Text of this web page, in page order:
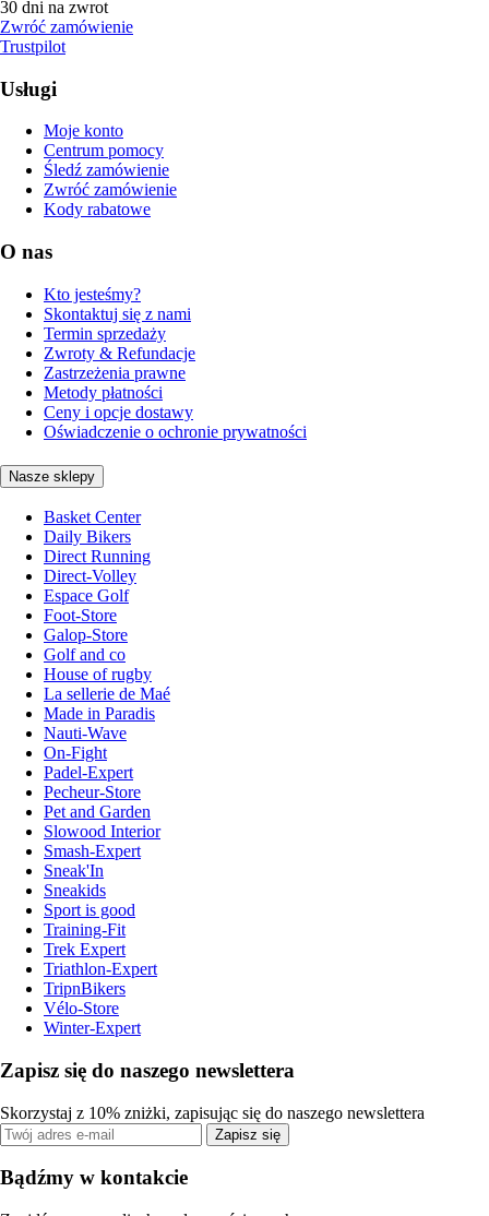
30 dni na zwrot
Zwróć zamówienie
Trustpilot
Usługi
Moje konto
Centrum pomocy
Śledź zamówienie
Zwróć zamówienie
Kody rabatowe
O nas
Kto jesteśmy?
Skontaktuj się z nami
Termin sprzedaży
Zwroty & Refundacje
Zastrzeżenia prawne
Metody płatności
Ceny i opcje dostawy
Oświadczenie o ochronie prywatności
Nasze sklepy
Basket Center
Daily Bikers
Direct Running
Direct-Volley
Espace Golf
Foot-Store
Galop-Store
Golf and co
House of rugby
La sellerie de Maé
Made in Paradis
Nauti-Wave
On-Fight
Padel-Expert
Pecheur-Store
Pet and Garden
Slowood Interior
Smash-Expert
Sneak'In
Sneakids
Sport is good
Training-Fit
Trek Expert
Triathlon-Expert
TripnBikers
Vélo-Store
Winter-Expert
Zapisz się do naszego newslettera
Skorzystaj z 10% zniżki, zapisując się do naszego newslettera
Zapisz się
Bądźmy w kontakcie